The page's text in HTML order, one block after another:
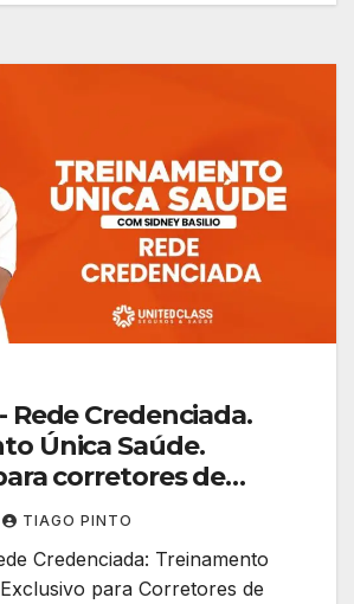
Rede Credenciada.
Única Saúde.
corretores de
TIAGO PINTO
Credenciada: Treinamento
para Corretores de